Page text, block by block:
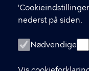
nederst på siden.
Nødvendige
Databeskyttelse